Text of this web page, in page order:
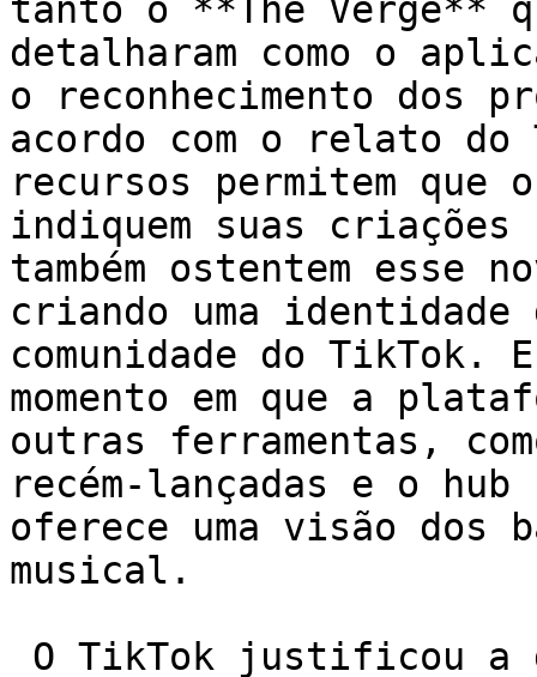
tanto o **The Verge**
detalharam como o
o reconhecimento dos
acordo com o relato do
recursos permitem que
indiquem suas criações
também ostentem esse
criando uma
comunidade do TikTok.
momento em que a
outras ferramentas,
recém-lançadas e o hub
oferece uma visão dos
musical.